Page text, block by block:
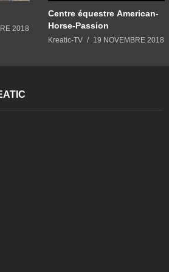
2018
Centre équestre American-
Horse-Passion
Kreatic-TV 19 NOVEMBRE 2018